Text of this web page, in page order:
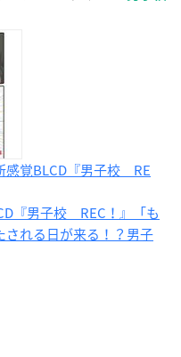
感覚BLCD『男子校 RE
『男子校 REC！』「も
される日が来る！？男子